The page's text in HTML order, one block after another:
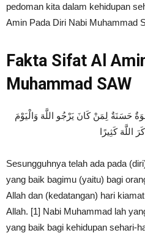
pedoman kita dalam kehidupan
Amin Pada Diri Nabi Muhammad
Fakta Sifat Al
Muhammad SAW
حَسَنَةٌ لِمَنْ كَانَ يَرْجُو اللَّهَ وَالْيَوْمَ
اللَّهَ كَثِيرًا
Sesungguhnya telah ada pada
yang baik bagimu (yaitu) bagi
Allah dan (kedatangan) hari
Allah. [1] Nabi Muhammad lah
yang baik bagi kehidupan sehari-